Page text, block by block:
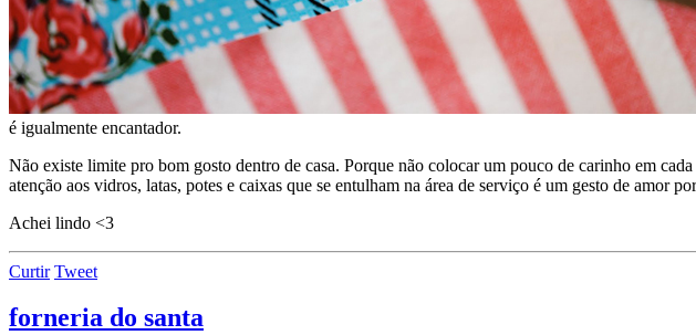
é igualmente encantador.
Não existe limite pro bom gosto dentro de casa. Porque não colocar um pouco de carinho em
atenção aos vidros, latas, potes e caixas que se entulham na área de serviço é um gesto de amor
Achei lindo <3
Curtir Tweet
forneria do santa